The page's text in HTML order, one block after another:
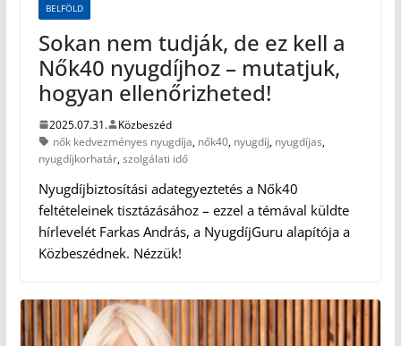
BELFÖLD
Sokan nem tudják, de ez kell a
Nők40 nyugdíjhoz – mutatjuk,
hogyan ellenőrizheted!
2025.07.31.
Közbeszéd
nők kedvezményes nyugdíja, nők40, nyugdíj, nyugdíjas,
nyugdíjkorhatár,szolgálati idő
Nyugdíjbiztosítási adategyeztetés a Nők40
feltételeinek tisztázásához – ezzel a témával küldte
hírlevelét Farkas András, a NyugdíjGuru alapítója a
Közbeszédnek. Nézzük!